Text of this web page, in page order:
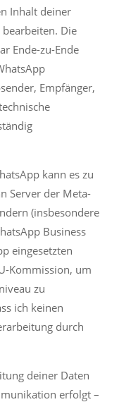
Inhalt deiner
Die
Ende-zu-Ende
Empfänger,
kann es zu
Server der Meta-
(insbesondere
Business
eingesetzten
Kommission, um
zu
ich keinen
durch
deiner Daten
erfolgt –